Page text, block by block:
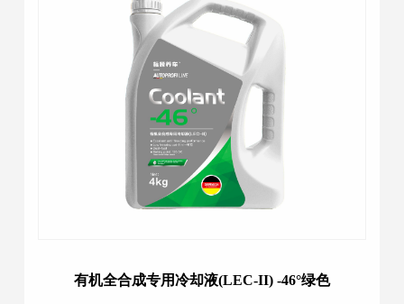
有机全合成专用冷却液(LEC-II) -46°绿色